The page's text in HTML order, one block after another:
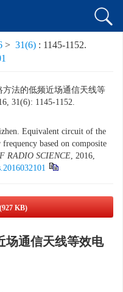
> 31(6) : 1145-1152.
法的低频近场通信天线等
31(6): 1145-1152.
Equivalent circuit of the
based on composite
RADIO SCIENCE, 2016,
(927 KB)
场通信天线等效电